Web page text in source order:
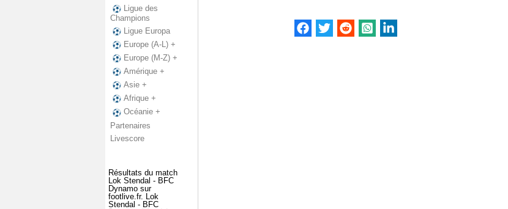
Ligue des
Champions
Ligue Europa
Europe (A-L) +
Europe (M-Z) +
Amérique +
Asie +
Afrique +
Océanie +
Partenaires
Livescore
Résultats du match
Lok Stendal - BFC
Dynamo sur
footlive.fr. Lok
Stendal - BFC